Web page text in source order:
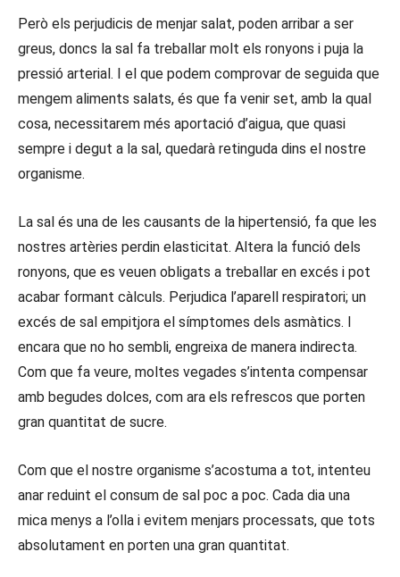
Però els perjudicis de menjar salat, poden arribar a ser
greus, doncs la sal fa treballar molt els ronyons i puja la
pressió arterial. I el que podem comprovar de seguida que
mengem aliments salats, és que fa venir set, amb la qual
cosa, necessitarem més aportació d’aigua, que quasi
sempre i degut a la sal, quedarà retinguda dins el nostre
organisme.
La sal és una de les causants de la hipertensió, fa que les
nostres artèries perdin elasticitat. Altera la funció dels
ronyons, que es veuen obligats a treballar en excés i pot
acabar formant càlculs. Perjudica l’aparell respiratori; un
excés de sal empitjora el símptomes dels asmàtics. I
encara que no ho sembli, engreixa de manera indirecta.
Com que fa veure, moltes vegades s’intenta compensar
amb begudes dolces, com ara els refrescos que porten
gran quantitat de sucre.
Com que el nostre organisme s’acostuma a tot, intenteu
anar reduint el consum de sal poc a poc. Cada dia una
mica menys a l’olla i evitem menjars processats, que tots
absolutament en porten una gran quantitat.